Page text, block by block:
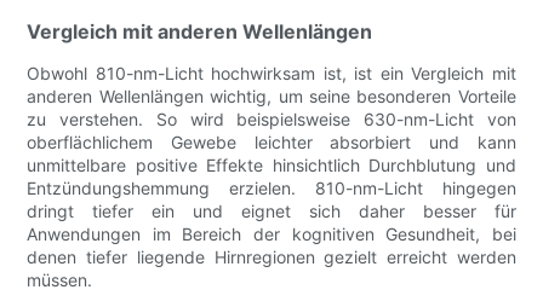
Vergleich mit anderen Wellenlängen
Obwohl 810-nm-Licht hochwirksam ist, ist ein Vergleich mit
anderen Wellenlängen wichtig, um seine besonderen Vorteile
zu verstehen. So wird beispielsweise 630-nm-Licht von
oberflächlichem Gewebe leichter absorbiert und kann
unmittelbare positive Effekte hinsichtlich Durchblutung und
Entzündungshemmung erzielen. 810-nm-Licht hingegen
dringt tiefer ein und eignet sich daher besser für
Anwendungen im Bereich der kognitiven Gesundheit, bei
denen tiefer liegende Hirnregionen gezielt erreicht werden
müssen.